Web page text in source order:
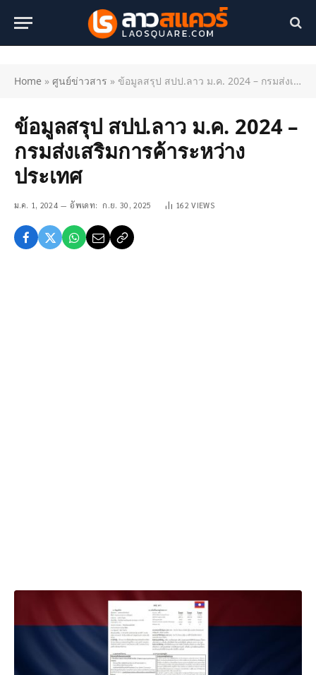
Home » ศูนย์ข่าวสาร » ข้อมูลสรุป สปป.ลาว ม.ค. 2024 – กรมส่งเสริมการค้าระหว่างประเทศ
ข้อมูลสรุป สปป.ลาว ม.ค. 2024 –
กรมส่งเสริมการค้าระหว่าง
ประเทศ
ม.ค. 1, 2024 อัพเดท: ก.ย. 30, 2025 162VIEWS